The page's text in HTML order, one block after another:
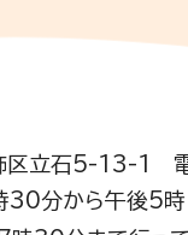
区立石5-13-1
30分から午後5